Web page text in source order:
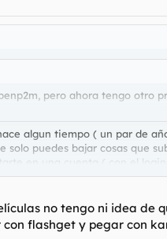
pero ahora tengo
algun tiempo ( un par de
solo puedes bajar cosas que
en una cuenta ( con el
la cosa.
no tengo ni idea de
flashget y pegar con